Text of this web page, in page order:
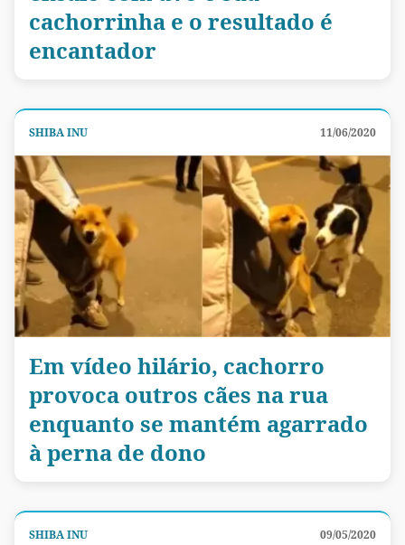
cachorrinha e o resultado é
encantador
SHIBA INU 11/06/2020
Em vídeo hilário, cachorro
provoca outros cães na rua
enquanto se mantém agarrado
à perna de dono
SHIBA INU 09/05/2020